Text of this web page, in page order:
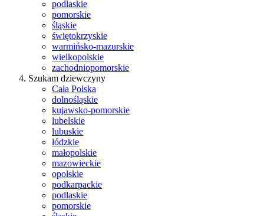
podlaskie
pomorskie
śląskie
świętokrzyskie
warmińsko-mazurskie
wielkopolskie
zachodniopomorskie
Szukam dziewczyny
Cała Polska
dolnośląskie
kujawsko-pomorskie
lubelskie
lubuskie
łódzkie
małopolskie
mazowieckie
opolskie
podkarpackie
podlaskie
pomorskie